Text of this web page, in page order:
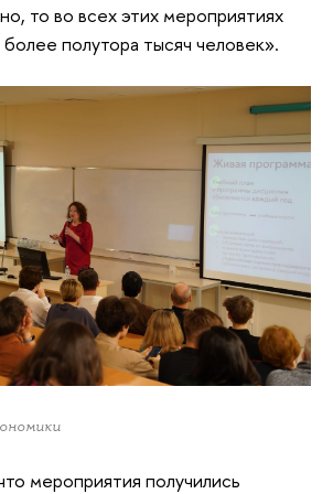
то во всех этих мероприятиях
полутора тысяч человек».
мероприятия получились